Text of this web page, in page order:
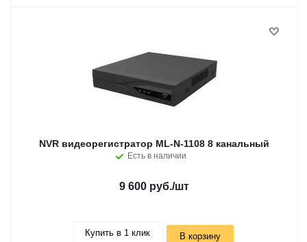
NVR видеорегистратор ML-N-1108 8 канальный
Есть в наличии
9 600 руб./шт
Купить в 1 клик В корзину